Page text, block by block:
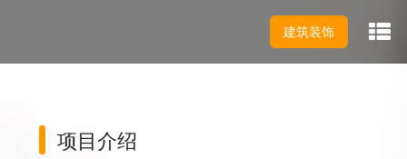
建筑装饰
项目介绍